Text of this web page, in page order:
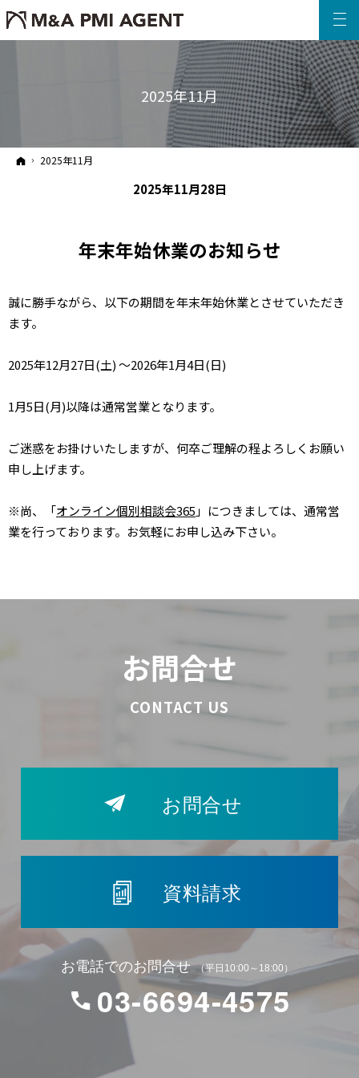
2025年11月
ホーム
2025年11月
2025年11月28日
年末年始休業のお知らせ
誠に勝手ながら、以下の期間を年末年始休業とさせていただき
ます。
2025年12月27日(土) ～2026年1月4日(日)
1月5日(月)以降は通常営業となります。
ご迷惑をお掛けいたしますが、何卒ご理解の程よろしくお願い
申し上げます。
※尚、「オンライン個別相談会365 」につきましては、通常営
業を行っております。お気軽にお申し込み下さい。
お問合せ
CONTACT US
お問合せ
資料請求
お電話でのお問合せ （平日10:00～18:00）
03-6694-4575